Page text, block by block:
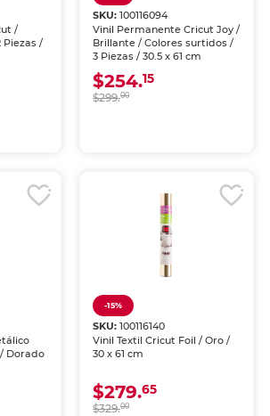
/
Piezas /
SKU: 100116094
Vinil Permanente Cricut Joy /
Brillante / Colores surtidos /
3 Piezas / 30.5 x 61 cm
$254.15
$299.00
Dorado
-15%
SKU: 100116140
Vinil Textil Cricut Foil / Oro /
30 x 61 cm
$279.65
$329.00